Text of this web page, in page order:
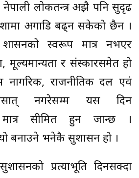
नेपाली लोकतन्त्र अझै पनि सुदृढ
अगाडि बढ्न सकेको छैन ।
स्वरूप मात्र नभएर
मूल्यमान्यता र संस्कारसमेत हो
नागरिक, राजनीतिक दल एवं
नगरेसम्म यस दिन
मात्र सीमित हुन जान्छ ।
बनाउने भनेकै सुशासन हो ।
प्रत्याभूति दिनसक्दा